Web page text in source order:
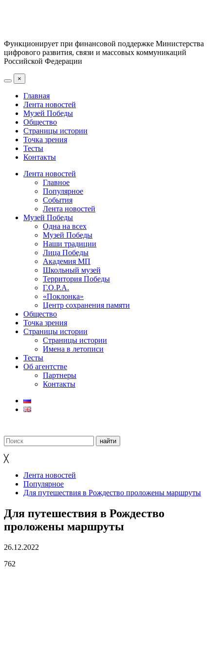
Функционирует при финансовой поддержке Министерства
цифрового развития, связи и массовых коммуникаций
Российской Федерации
×
Главная
Лента новостей
Музей Победы
Общество
Страницы истории
Точка зрения
Тесты
Контакты
Лента новостей
Главное
Популярное
События
Лента новостей
Музей Победы
Одна на всех
Музей Победы
Наши традиции
Лица Победы
Академия МП
Школьный музей
Территория Победы
Г.О.Р.А.
«Поклонка»
Центр сохранения памяти
Общество
Точка зрения
Страницы истории
Страницы истории
Имена в летописи
Тесты
Об агентстве
Партнеры
Контакты
╳
Лента новостей
Популярное
Для путешествия в Рождество проложены маршруты
Для путешествия в Рождество
проложены маршруты
26.12.2022
762